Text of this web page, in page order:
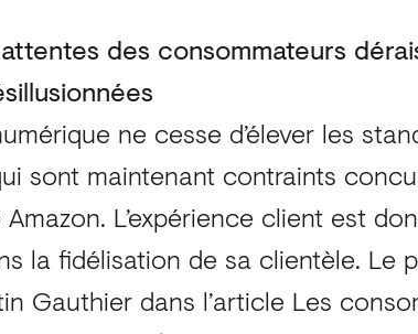
des consommateurs
ne cesse d’élever les
sont maintenant contraints
L’expérience client est
la fidélisation de sa clientèle. Le
Gauthier dans l’article Les